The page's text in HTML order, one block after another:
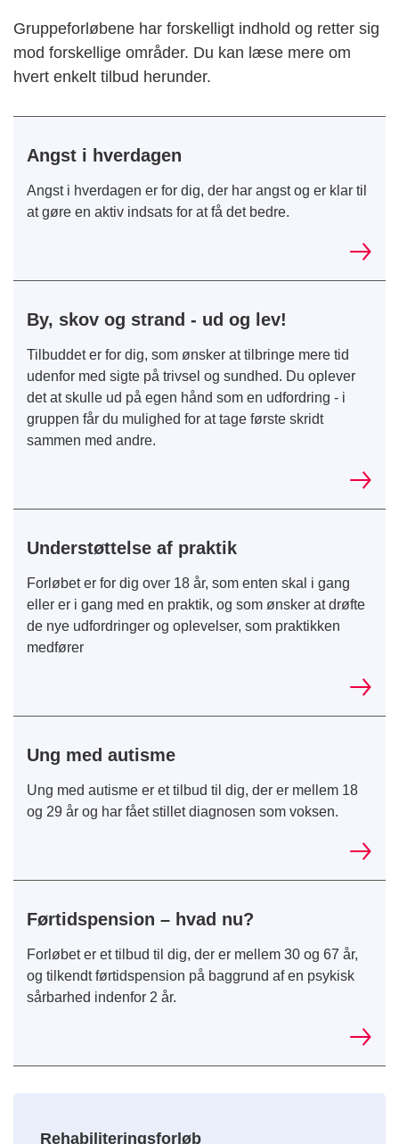
Gruppeforløbene har forskelligt indhold og retter sig
mod forskellige områder. Du kan læse mere om
hvert enkelt tilbud herunder.
Angst i hverdagen
Angst i hverdagen er for dig, der har angst og er klar til
at gøre en aktiv indsats for at få det bedre.
By, skov og strand - ud og lev!
Tilbuddet er for dig, som ønsker at tilbringe mere tid
udenfor med sigte på trivsel og sundhed. Du oplever
det at skulle ud på egen hånd som en udfordring - i
gruppen får du mulighed for at tage første skridt
sammen med andre.
Understøttelse af praktik
Forløbet er for dig over 18 år, som enten skal i gang
eller er i gang med en praktik, og som ønsker at drøfte
de nye udfordringer og oplevelser, som praktikken
medfører
Ung med autisme
Ung med autisme er et tilbud til dig, der er mellem 18
og 29 år og har fået stillet diagnosen som voksen.
Førtidspension – hvad nu?
Forløbet er et tilbud til dig, der er mellem 30 og 67 år,
og tilkendt førtidspension på baggrund af en psykisk
sårbarhed indenfor 2 år.
Rehabiliteringsforløb